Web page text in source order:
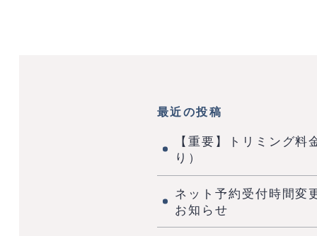
最近の投稿
【重要】トリミング
り）
ネット予約受付時間変
お知らせ